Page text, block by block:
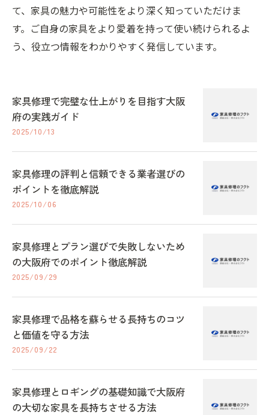
て、家具の魅力や可能性をより深く知っていただけま
す。ご自身の家具をより愛着を持って使い続けられるよ
う、役立つ情報をわかりやすく発信しています。
家具修理で完璧な仕上がりを目指す大阪
府の実践ガイド
2025/10/13
家具修理の評判と信頼できる業者選びの
ポイントを徹底解説
2025/10/06
家具修理とプラン選びで失敗しないため
の大阪府でのポイント徹底解説
2025/09/29
家具修理で品格を蘇らせる長持ちのコツ
と価値を守る方法
2025/09/22
家具修理とロギングの基礎知識で大阪府
の大切な家具を長持ちさせる方法